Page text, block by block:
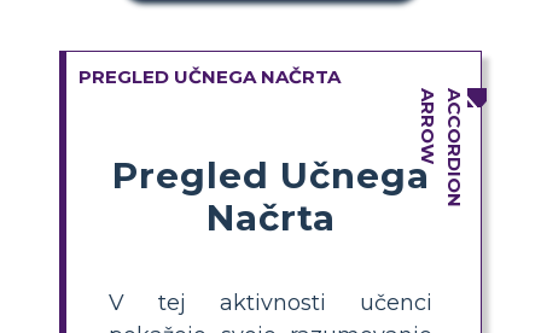
PREGLED UČNEGA NAČRTA
Pregled Učnega
Načrta
V tej aktivnosti učenci